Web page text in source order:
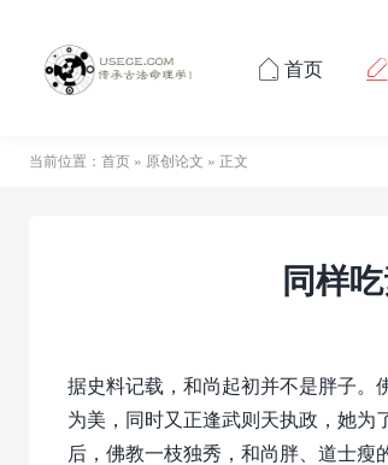
 首页 
当前位置： 首页 » 原创论文 » 正文
同样
据史料记载，和尚起初并不是胖子。
为美，同时又正逢武则天执政，她为
后，佛教一枝独秀，和尚胖、道士瘦